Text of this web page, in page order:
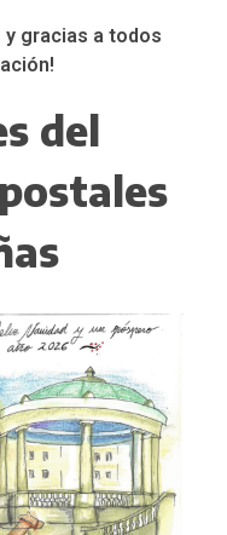
y gracias a todos
del